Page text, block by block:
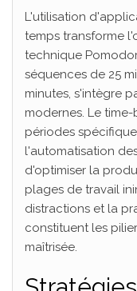
L'utilisation
temps transforme
technique
séquences de 25
minutes, s'intègre
modernes. Le
périodes
l'automatisation
d'optimiser la
plages de travail
distractions et la
constituent les
maîtrisée.